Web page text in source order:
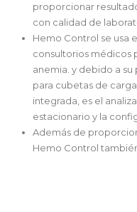
proporcionar
con calidad de
Hemo Control se usa
consultorios médicos
anemia. y debido a
para cubetas de
integrada, es el
estacionario y la
Además de
Hemo Control